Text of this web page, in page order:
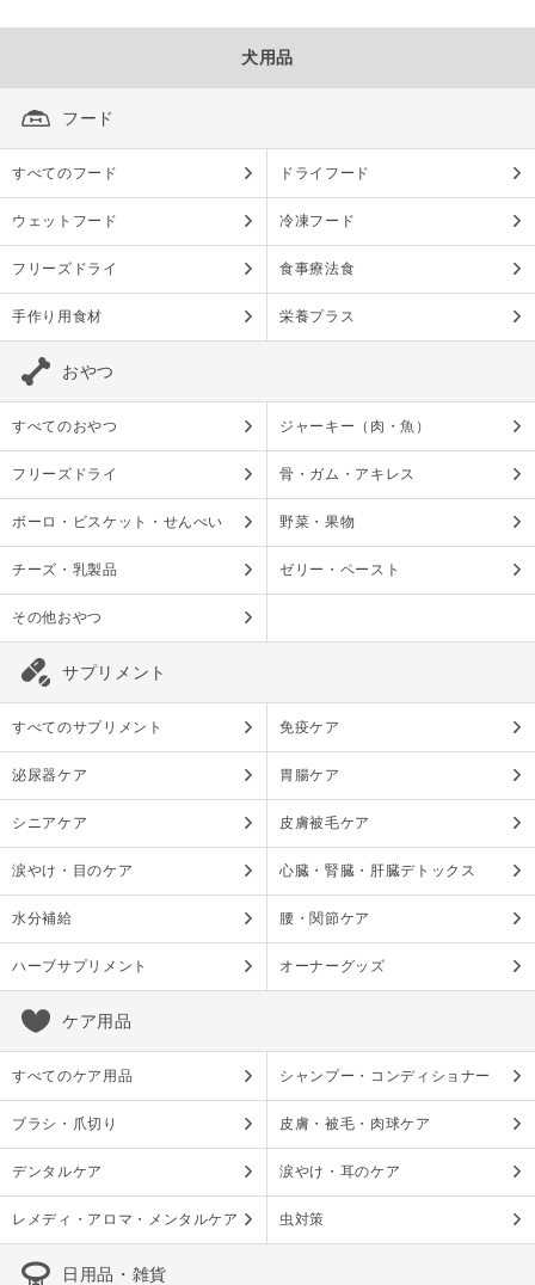
犬用品
フード
すべてのフード ドライフード
ウェットフード 冷凍フード
フリーズドライ 食事療法食
手作り用食材 栄養プラス
おやつ
すべてのおやつ ジャーキー（肉・魚）
フリーズドライ 骨・ガム・アキレス
ボーロ・ビスケット・せんべい 野菜・果物
チーズ・乳製品 ゼリー・ペースト
その他おやつ
サプリメント
すべてのサプリメント 免疫ケア
泌尿器ケア 胃腸ケア
シニアケア 皮膚被毛ケア
涙やけ・目のケア 心臓・腎臓・肝臓デトックス
水分補給 腰・関節ケア
ハーブサプリメント オーナーグッズ
ケア用品
すべてのケア用品 シャンプー・コンディショナー
ブラシ・爪切り 皮膚・被毛・肉球ケア
デンタルケア 涙やけ・耳のケア
レメディ・アロマ・メンタルケア 虫対策
日用品・雑貨